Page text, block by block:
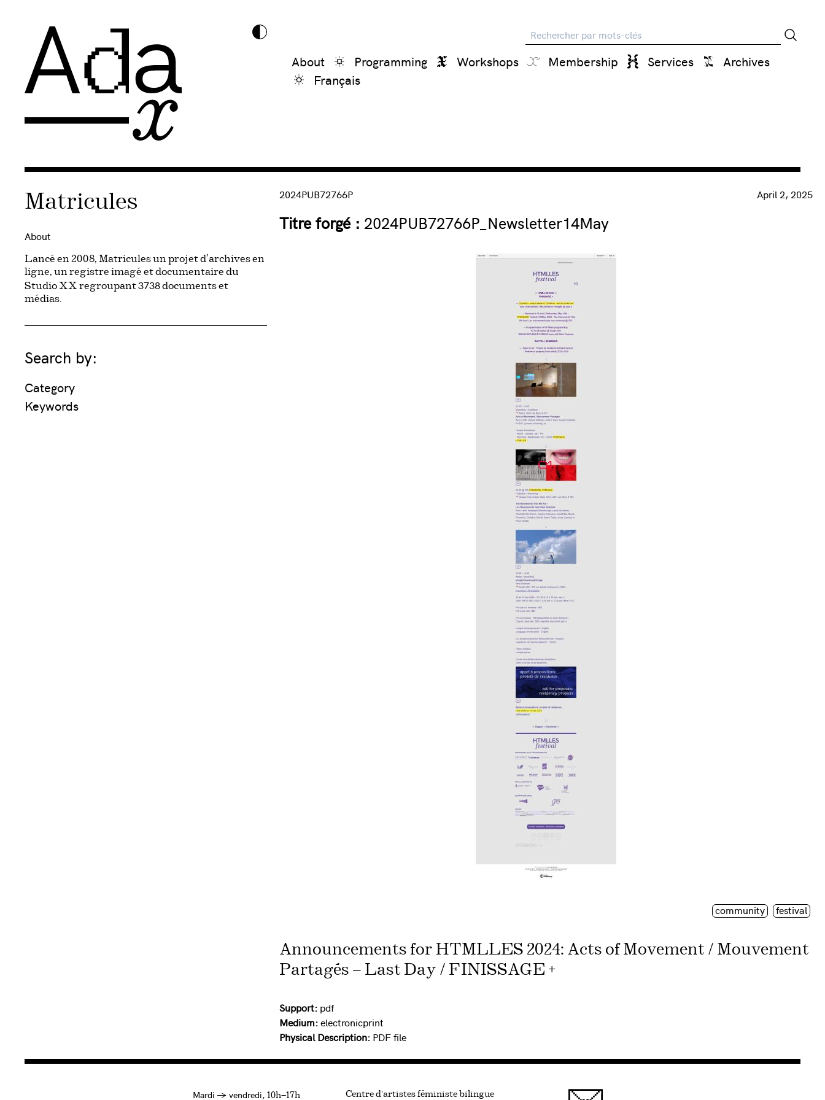
Recherche
About Programming Workshops Membership Services
Archives
Français
Matricules
About
Lancé en 2008, Matricules un projet d’archives en
ligne, un registre imagé et documentaire du
Studio XX regroupant3738documents et
médias.
Search by:
Category
Keywords
2024PUB72766P April 2, 2025
Titre forgé : 2024PUB72766P_Newsletter14May
community festival
Announcements for HTMLLES 2024: Acts of Movement / Mouvement
Partagés – Last Day / FINISSAGE +
Support:pdf
Medium:electronicprint
Physical Description:PDF file
Mardi →àvendredi, 10h—17h Centre d’artistes féministe bilingue